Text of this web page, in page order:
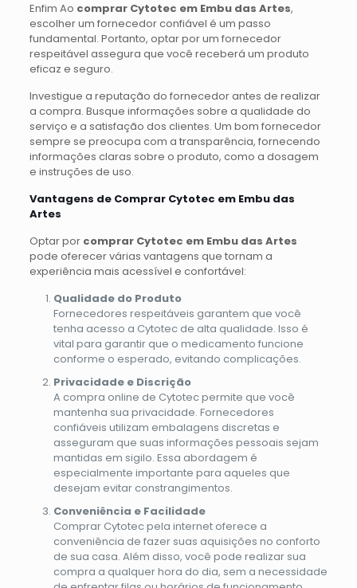
Enfim Ao comprar Cytotec em Embu das Artes,
escolher um fornecedor confiável é um passo
fundamental. Portanto, optar por um fornecedor
respeitável assegura que você receberá um produto
eficaz e seguro.
Investigue a reputação do fornecedor antes de realizar
a compra. Busque informações sobre a qualidade do
serviço e a satisfação dos clientes. Um bom fornecedor
sempre se preocupa com a transparência, fornecendo
informações claras sobre o produto, como a dosagem
e instruções de uso.
Vantagens de Comprar Cytotec em Embu das
Artes
Optar por comprar Cytotec em Embu das Artes
pode oferecer várias vantagens que tornam a
experiência mais acessível e confortável:
Qualidade do Produto
Fornecedores respeitáveis garantem que você
tenha acesso a Cytotec de alta qualidade. Isso é
vital para garantir que o medicamento funcione
conforme o esperado, evitando complicações.
Privacidade e Discrição
A compra online de Cytotec permite que você
mantenha sua privacidade. Fornecedores
confiáveis utilizam embalagens discretas e
asseguram que suas informações pessoais sejam
mantidas em sigilo. Essa abordagem é
especialmente importante para aqueles que
desejam evitar constrangimentos.
Conveniência e Facilidade
Comprar Cytotec pela internet oferece a
conveniência de fazer suas aquisições no conforto
de sua casa. Além disso, você pode realizar sua
compra a qualquer hora do dia, sem a necessidade